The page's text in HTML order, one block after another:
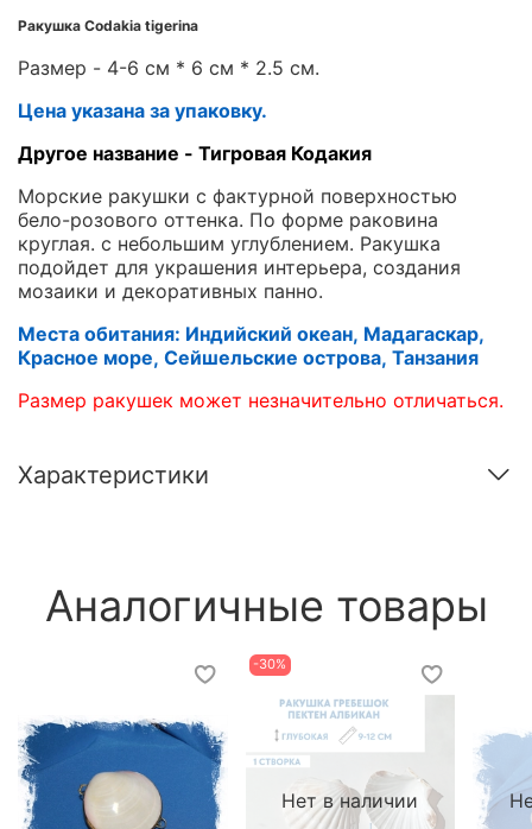
Ракушка Codakia tigerina
Размер - 4-6 см * 6 см * 2.5 см.
Цена указана за упаковку.
Другое название - Тигровая Кодакия
Морские ракушки с фактурной поверхностью
бело-розового оттенка. По форме раковина
круглая. с небольшим углублением. Ракушка
подойдет для украшения интерьера, создания
мозаики и декоративных панно.
Места обитания: Индийский океан, Мадагаскар,
Красное море, Сейшельские острова, Танзания
Размер ракушек может незначительно отличаться.
Характеристики
Аналогичные товары
Нет в наличии
-30%